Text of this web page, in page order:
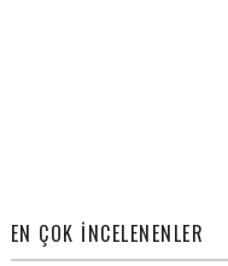
EN ÇOK İNCELENENLER